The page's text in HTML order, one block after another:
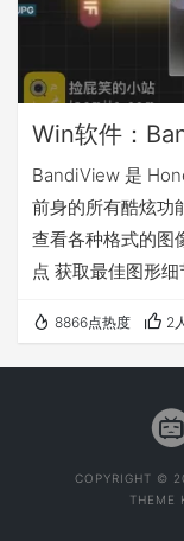
BandiView 是
前身的所有酷炫功
查看各种格式的图
点 获取最佳图形
彩范围。不要错
验。 网络漫画视
个故事。 多种格
8866点热度 2
COPYRIGHT ©
THEME